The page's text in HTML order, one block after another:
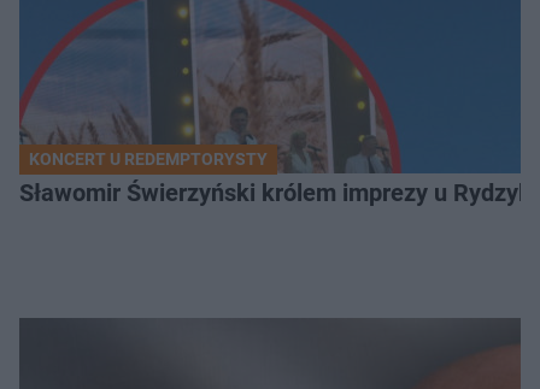
KONCERT U REDEMPTORYSTY
Sławomir Świerzyński królem imprezy u